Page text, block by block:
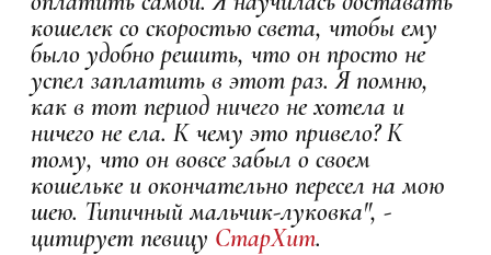
кошелек со скоростью света, чтобы ему
было удобно решить, что он просто не
успел заплатить в этот раз. Я помню,
как в тот период ничего не хотела и
ничего не ела. К чему это привело? К
тому, что он вовсе забыл о своем
кошельке и окончательно пересел на мою
шею. Типичный мальчик-луковка", -
цитирует певицу СтарХит.